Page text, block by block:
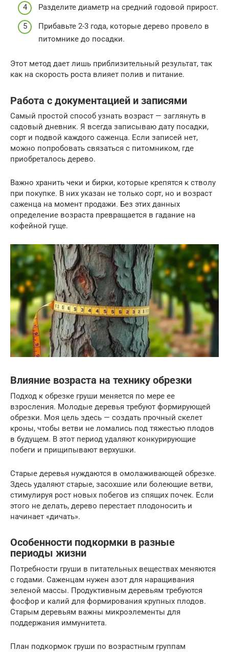
Разделите диаметр на средний годовой прирост.
Прибавьте 2-3 года, которые дерево провело в
питомнике до посадки.
Этот метод дает лишь приблизительный результат, так
как на скорость роста влияет полив и питание.
Работа с документацией и записями
Самый простой способ узнать возраст — заглянуть в
садовый дневник. Я всегда записываю дату посадки,
сорт и подвой каждого саженца. Если записей нет,
можно попробовать связаться с питомником, где
приобреталось дерево.
Важно хранить чеки и бирки, которые крепятся к стволу
при покупке. В них указан не только сорт, но и возраст
саженца на момент продажи. Без этих данных
определение возраста превращается в гадание на
кофейной гуще.
Влияние возраста на технику обрезки
Подход к обрезке груши меняется по мере ее
взросления. Молодые деревья требуют формирующей
обрезки. Моя цель здесь — создать прочный скелет
кроны, чтобы ветви не ломались под тяжестью плодов
в будущем. В этот период удаляют конкурирующие
побеги и прищипывают верхушки.
Старые деревья нуждаются в омолаживающей обрезке.
Здесь удаляют старые, засохшие или болеющие ветви,
стимулируя рост новых побегов из спящих почек. Если
этого не делать, дерево перестает плодоносить и
начинает «дичать».
Особенности подкормки в разные
периоды жизни
Потребности груши в питательных веществах меняются
с годами. Саженцам нужен азот для наращивания
зеленой массы. Продуктивным деревьям требуются
фосфор и калий для формирования крупных плодов.
Старым деревьям важны микроэлементы для
поддержания иммунитета.
План подкормок груши по возрастным группам